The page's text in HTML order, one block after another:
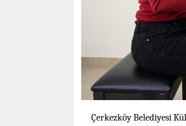
Çerkezköy Belediyesi